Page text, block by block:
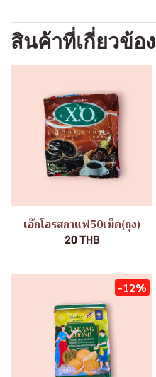
สินค้าที่เกี่ยวข้อง
เอ๊กโอรสกาแฟ50เม็ด(ถุง)
20 THB
-12%